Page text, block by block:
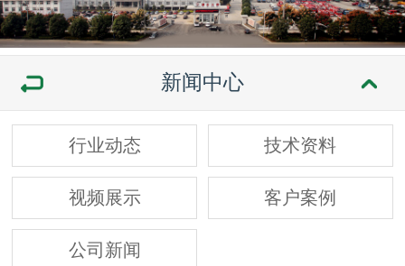
新闻中心
行业动态 技术资料
视频展示 客户案例
公司新闻